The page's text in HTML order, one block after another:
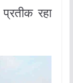
रहा